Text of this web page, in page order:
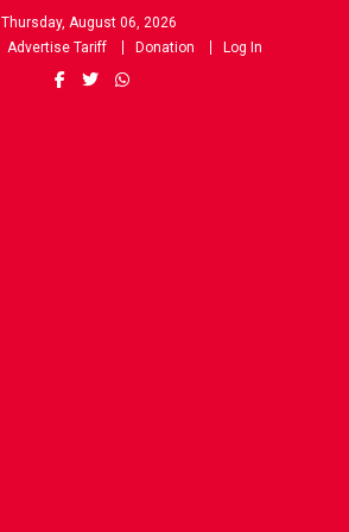
Thursday, August 06, 2026
Advertise Tariff Donation Log In